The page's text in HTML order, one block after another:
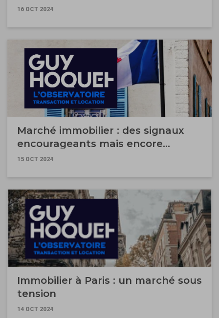
les prix à la hausse
16 OCT 2024
Marché immobilier : des signaux
encourageants mais encore
insuffisants
15 OCT 2024
Immobilier à Paris : un marché sous
tension
14 OCT 2024